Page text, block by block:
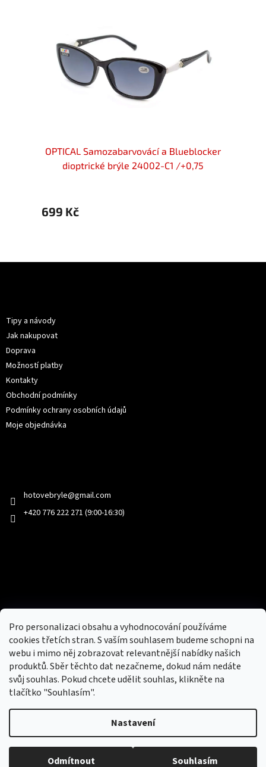
Pro personalizaci obsahu a vyhodnocování používáme
cookies třetích stran. S vaším souhlasem budeme schopni na
webu i mimo něj zobrazovat relevantnější nabídky našich
produktů. Sběr těchto dat nezačneme, dokud nám nedáte
svůj souhlas. Pokud chcete udělit souhlas, klikněte na
tlačítko "Souhlasím".
Nastavení
Odmítnout Souhlasím
OPTICAL Samozabarvovácí a Blueblocker
dioptrické brýle 24002-C1 /+0,75
699 Kč
Tipy a návody
Jak nakupovat
Doprava
Možností platby
Kontakty
Obchodní podmínky
Podmínky ochrany osobních údajů
Moje objednávka
hotovebryle@gmail.com
+420 776 222 271 (9:00-16:30)
Nový obchod s batohy, cestovními zavazadly, tašky a peněženky
Copyright 2026hotovebryle.cz
. Všechna práva